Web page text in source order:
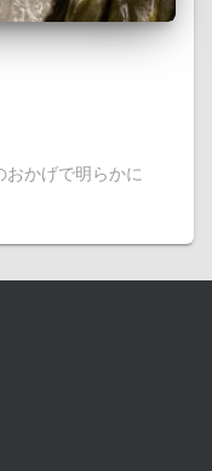
かげで明らかに